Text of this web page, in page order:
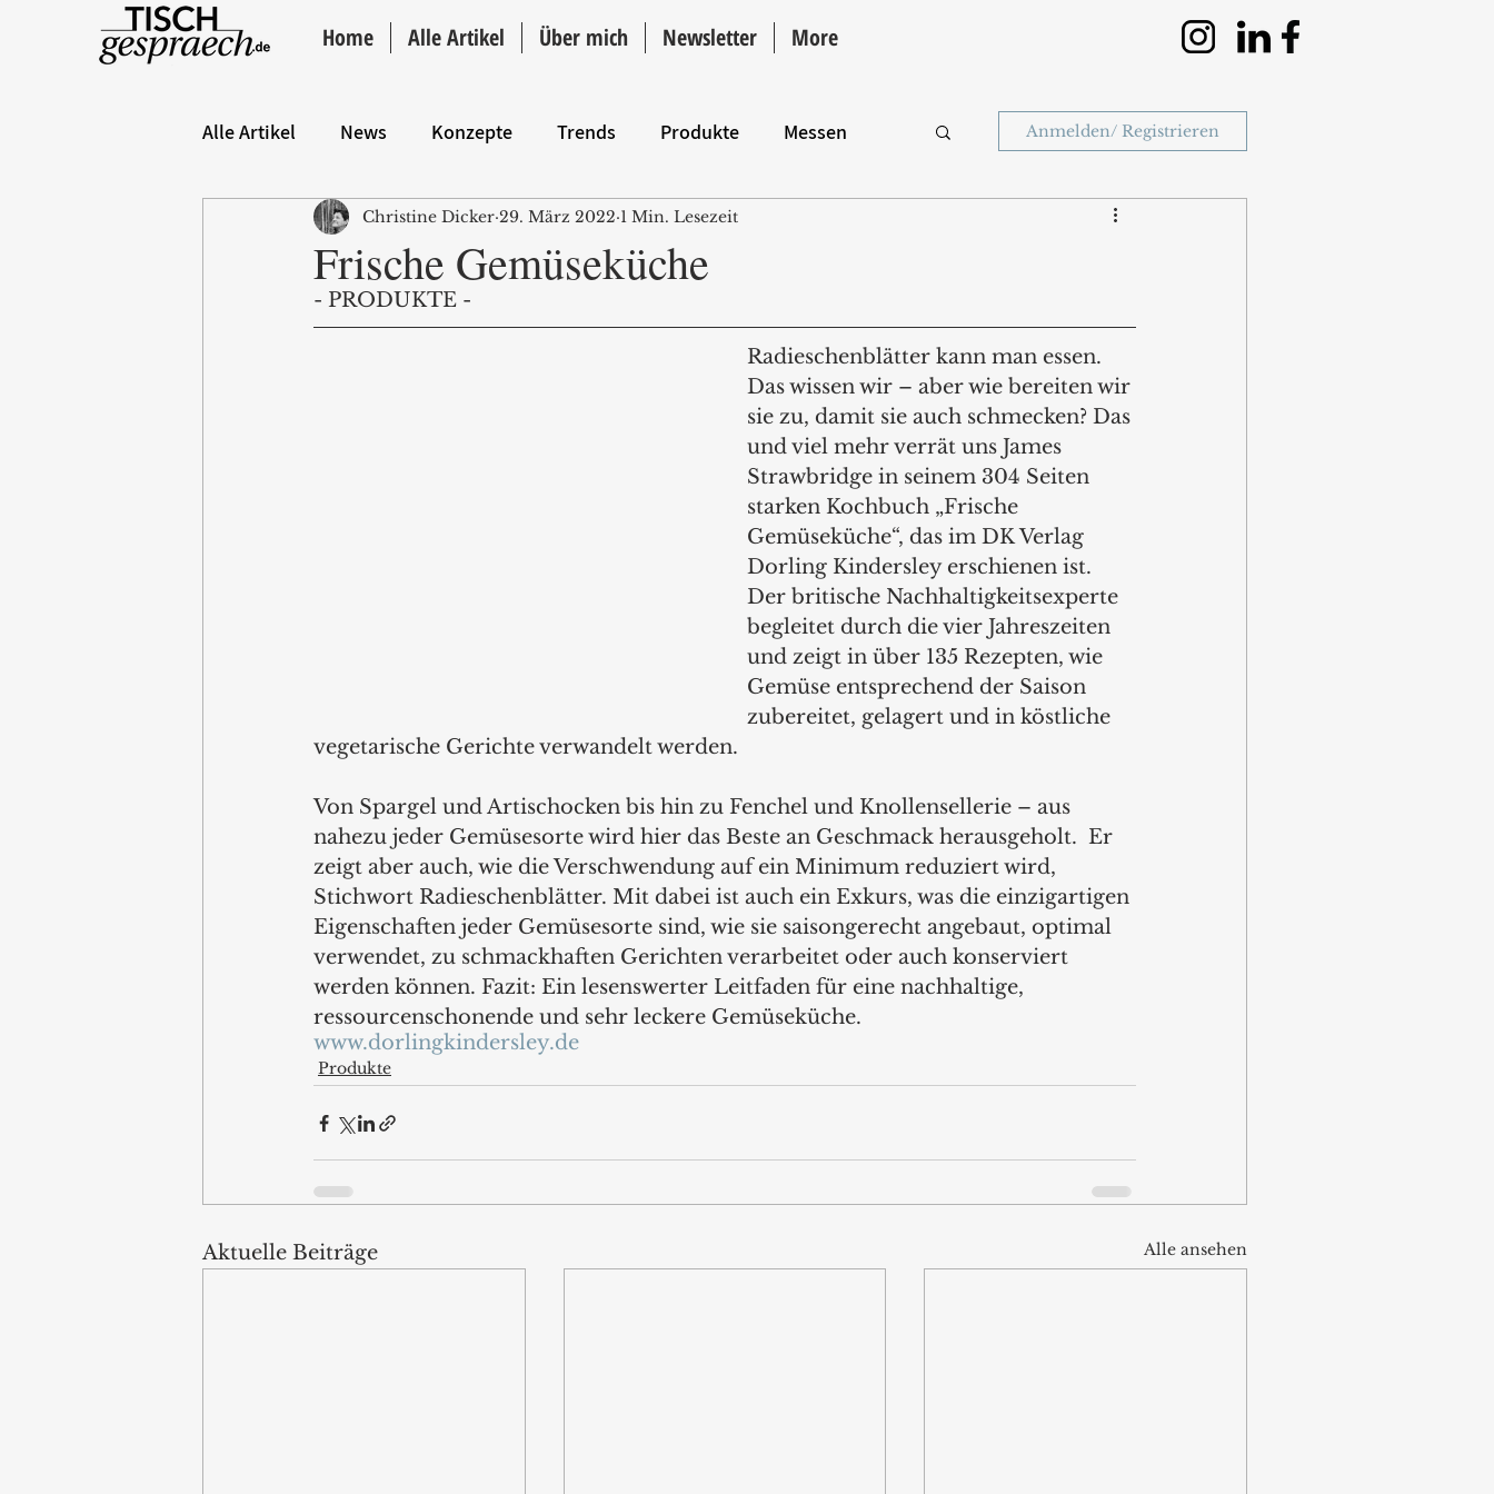
Home Alle Artikel Über mich Newsletter More
Alle Artikel News Konzepte Trends Produkte Messen
Hintergrund ANZEIGE Intro
Anmelden/ Registrieren
Frische Gemüseküche
Christine Dicker 29. März 2022 1 Min. Lesezeit
- PRODUKTE -
Radieschenblätter kann man essen.
Das wissen wir – aber wie bereiten wir
sie zu, damit sie auch schmecken? Das
und viel mehr verrät uns James
Strawbridge in seinem 304 Seiten
starken Kochbuch „Frische
Gemüseküche“, das im DK Verlag
Dorling Kindersley erschienen ist.
Der britische Nachhaltigkeitsexperte
begleitet durch die vier Jahreszeiten
und zeigt in über 135 Rezepten, wie
Gemüse entsprechend der Saison
zubereitet, gelagert und in köstliche
vegetarische Gerichte verwandelt werden.
Von Spargel und Artischocken bis hin zu Fenchel und Knollensellerie – aus
nahezu jeder Gemüsesorte wird hier das Beste an Geschmack herausgeholt.  Er
zeigt aber auch, wie die Verschwendung auf ein Minimum reduziert wird,
Stichwort Radieschenblätter. Mit dabei ist auch ein Exkurs, was die einzigartigen
Eigenschaften jeder Gemüsesorte sind, wie sie saisongerecht angebaut, optimal
verwendet, zu schmackhaften Gerichten verarbeitet oder auch konserviert
werden können. Fazit: Ein lesenswerter Leitfaden für eine nachhaltige,
ressourcenschonende und sehr leckere Gemüseküche.
www.dorlingkindersley.de
Produkte
Aktuelle Beiträge Alle ansehen